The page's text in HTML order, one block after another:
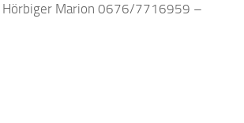
Hörbiger Marion 0676/7716959 –